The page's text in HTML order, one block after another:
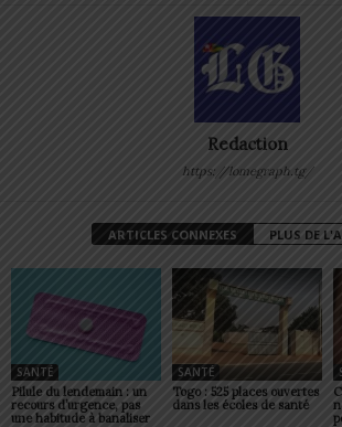
Redaction
https://lomegraph.tg/
ARTICLES CONNEXES PLUS DE
SANTÉ
Pilule du lendemain : un
recours d’urgence, pas
une habitude à banaliser
SANTÉ
Togo : 525 places ouvertes
dans les écoles de santé